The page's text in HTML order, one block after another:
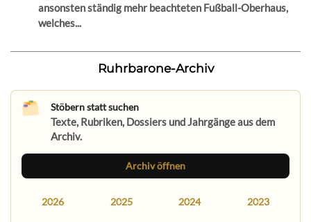
ansonsten ständig mehr beachteten Fußball-Oberhaus,
welches...
Ruhrbarone-Archiv
Stöbern statt suchen
Texte, Rubriken, Dossiers und Jahrgänge aus dem
Archiv.
Archiv öffnen
2026 2025 2024 2023